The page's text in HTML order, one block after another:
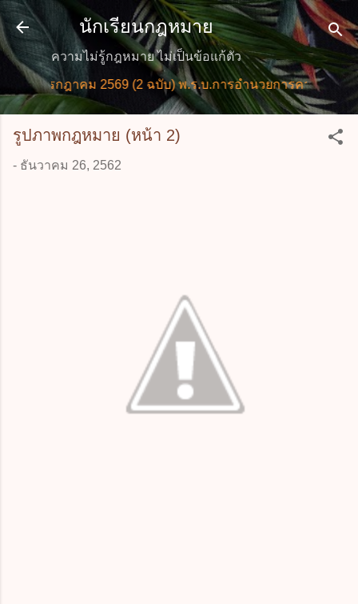
ข้ามไปที่เนื้อหาหลัก
นักเรียนกฎหมาย
ความไม่รู้กฎหมาย ไม่เป็นข้อแก้ตัว
กรกฎาคม 2569 (2 ฉบับ) พ.ร.บ.การอำนวยการความสะดวกใ
รูปภาพกฎหมาย (หน้า 2)
- ธันวาคม 26, 2562